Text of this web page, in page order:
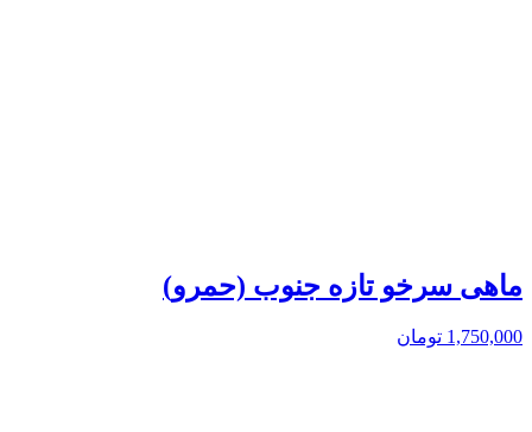
ماهی سرخو تازه جنوب (حمرو)
1,750,000 تومان